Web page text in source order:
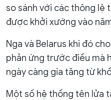
so sánh với các thông lệ
được khởi xướng vào
Nga và Belarus khi đó
phản ứng trước điều mà
ngày càng gia tăng từ
Một số hệ thống tên lửa